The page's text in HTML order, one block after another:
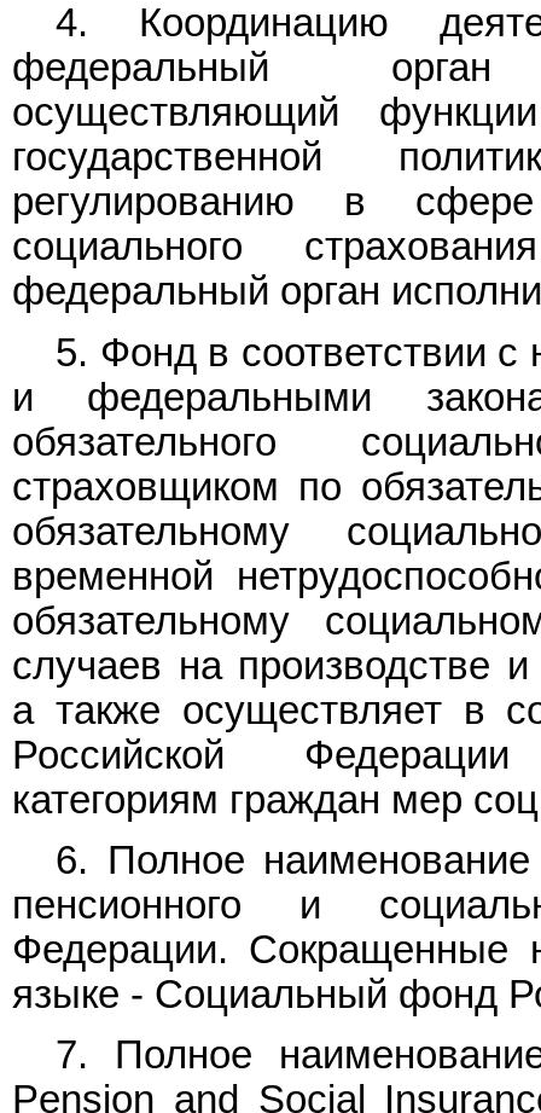
4. Координацию
федеральный орган
осуществляющий
государственной
регулированию в
социального
федеральный орган
5. Фонд в соответствии
и федеральными
обязательного
страховщиком по
обязательному
временной
обязательному
случаев на производстве
а также осуществляет в
Российской
категориям граждан мер
6. Полное
пенсионного и
Федерации. Сокращенные
языке - Социальный фонд
7. Полное
Pension and Social